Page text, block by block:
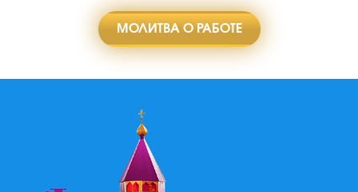
МОЛИТВА О РАБОТЕ